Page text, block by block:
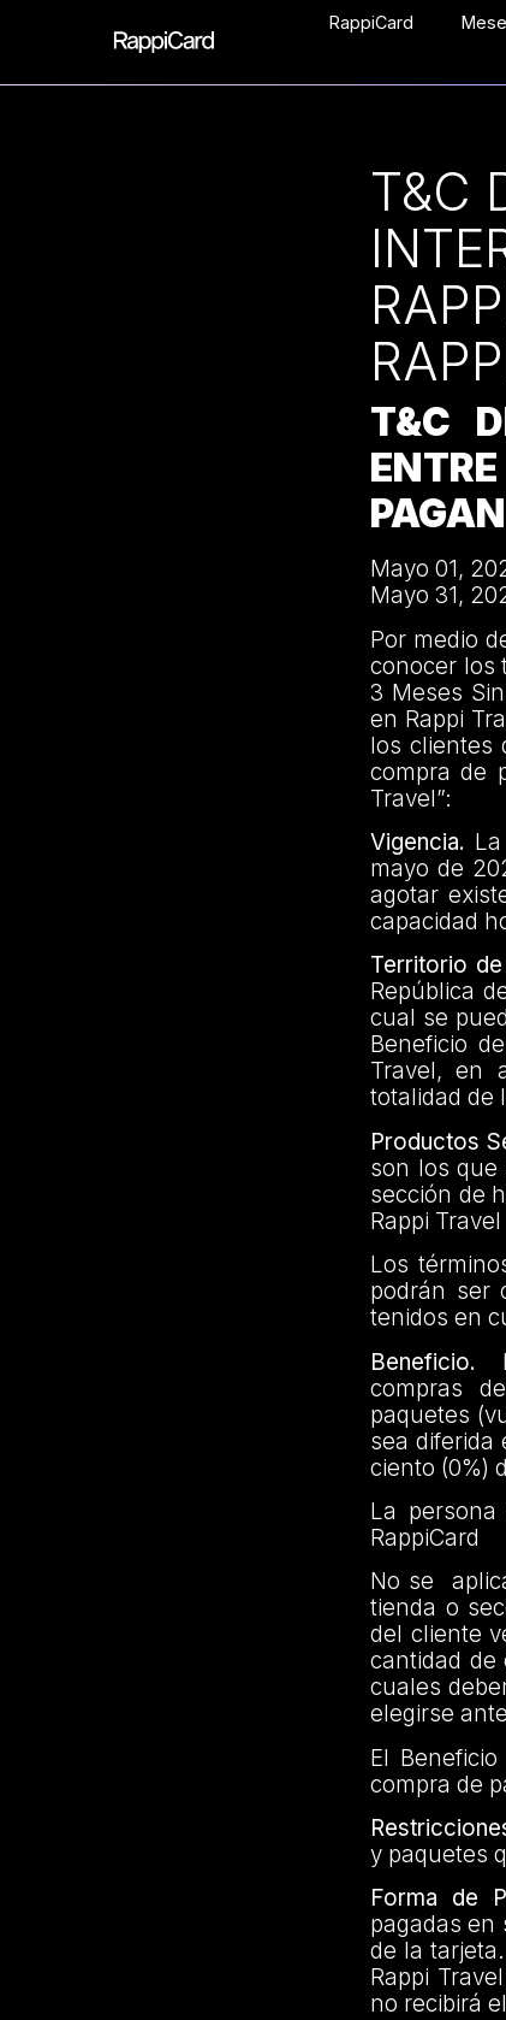
RappiCard
T&C
T&C
Mayo 01,
Mayo 31,
Por medio
conocer los
3 Meses
en Rappi
los clientes
compra de
Travel”:
Vigencia.
mayo de
agotar
capacidad
Territorio
República
cual se
Beneficio
Travel, en
totalidad de
Productos
son los que
sección de
Rappi Travel
Los
podrán ser
tenidos en
Beneficio.
compras
paquetes
sea diferida
ciento (0%)
La
RappiCard
No se
tienda o
del cliente
cantidad de
cuales
elegirse
El
compra de
y paquetes
Forma de
pagadas en
de la
Rappi
no recibirá